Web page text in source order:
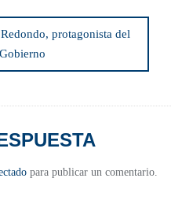
protagonista del
para publicar un comentario.